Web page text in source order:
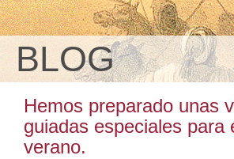
BLOG
Hemos preparado unas
guiadas especiales para
verano.